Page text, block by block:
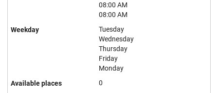
08:00 AM
08:00 AM
Tuesday
Wednesday
Thursday
Friday
Monday
0